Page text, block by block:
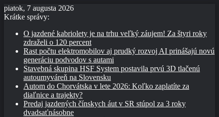
piatok, 7 augusta 2026
Krátke správy:
O jazdené kabriolety je na trhu veľký záujem! Za štyri roky
zdraželi o 120 percent
Rast počtu elektromobilov aj prudký rozvoj AI prinášajú novú
generáciu podvodov s autami
Stavebná skupina HSF System postavila prvú 3D tlačenú
autoumyváreň na Slovensku
Autom do Chorvátska v lete 2026: Koľko zaplatíte za
diaľnice a trajekty?
Predaj jazdených čínskych áut v SR stúpol za 3 roky
dvadsaťnásobne